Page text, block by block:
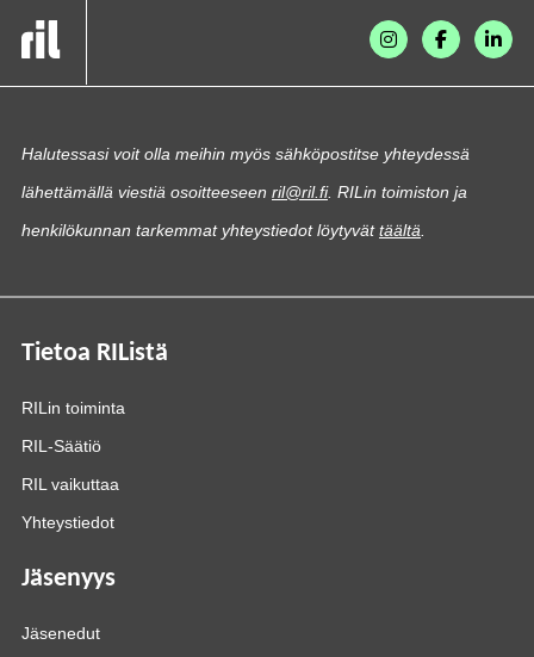
Halutessasi voit olla meihin myös sähköpostitse yhteydessä
lähettämällä viestiä osoitteeseen ril@ril.fi. RILin toimiston ja
henkilökunnan tarkemmat yhteystiedot löytyvättäältä
Tietoa RIListä
RILin toiminta
RIL-Säätiö
RIL vaikuttaa
Yhteystiedot
Jäsenyys
Jäsenedut